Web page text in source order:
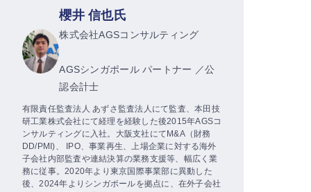
櫻井 信也氏
株式会社AGSコンサルティング
AGSシンガポール パートナー ／公
認会計士
有限責任監査法人 あずさ監査法人にて監査、本田技
研工業株式会社にて経理を経験した後2015年AGSコ
ンサルティングに入社。大阪支社にてM&A（財務
DD/PMI)、 IPO、事業再生、上場企業に対する海外
子会社内部監査や連結決算の業務支援等、幅広く業
務に従事。2020年より東京国際事業部に異動した
後、2024年よりシンガポールを拠点に、在外子会社